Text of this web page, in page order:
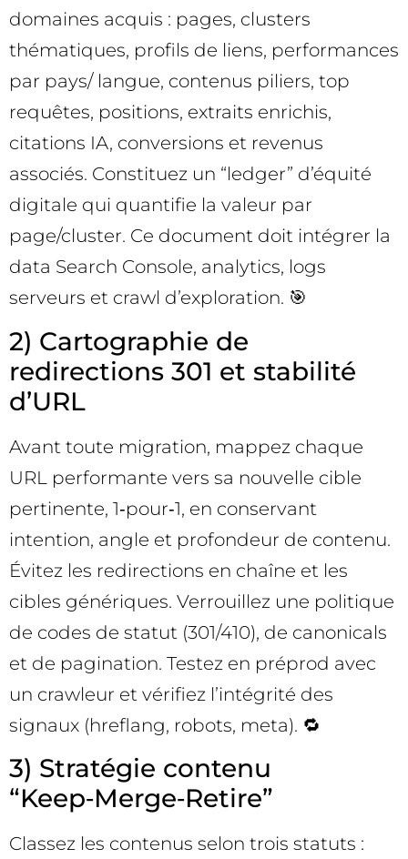
domaines acquis : pages, clusters
thématiques, profils de liens, performances
par pays/ langue, contenus piliers, top
requêtes, positions, extraits enrichis,
citations IA, conversions et revenus
associés. Constituez un “ledger” d’équité
digitale qui quantifie la valeur par
page/cluster. Ce document doit intégrer la
data Search Console, analytics, logs
serveurs et crawl d’exploration. 🎯
2) Cartographie de
redirections 301 et stabilité
d’URL
Avant toute migration, mappez chaque
URL performante vers sa nouvelle cible
pertinente, 1‑pour‑1, en conservant
intention, angle et profondeur de contenu.
Évitez les redirections en chaîne et les
cibles génériques. Verrouillez une politique
de codes de statut (301/410), de canonicals
et de pagination. Testez en préprod avec
un crawleur et vérifiez l’intégrité des
signaux (hreflang, robots, meta). 🔁
3) Stratégie contenu
“Keep‑Merge‑Retire”
Classez les contenus selon trois statuts :